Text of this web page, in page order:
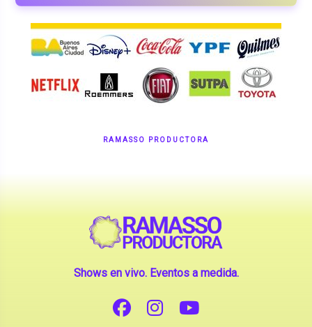
RAMASSO PRODUCTORA
Shows en vivo. Eventos a medida.